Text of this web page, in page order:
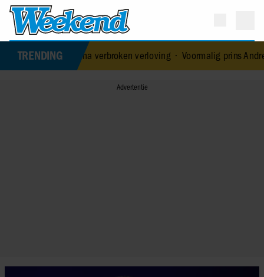
TRENDING
na verbroken verloving•Voormalig prins Andrew werd